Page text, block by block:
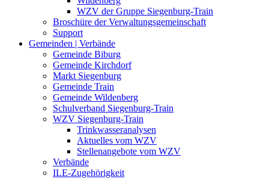
WZV der Gruppe Siegenburg-Train
Broschüre der Verwaltungsgemeinschaft
Support
Gemeinden | Verbände
Gemeinde Biburg
Gemeinde Kirchdorf
Markt Siegenburg
Gemeinde Train
Gemeinde Wildenberg
Schulverband Siegenburg-Train
WZV Siegenburg-Train
Trinkwasseranalysen
Aktuelles vom WZV
Stellenangebote vom WZV
Verbände
ILE-Zugehörigkeit